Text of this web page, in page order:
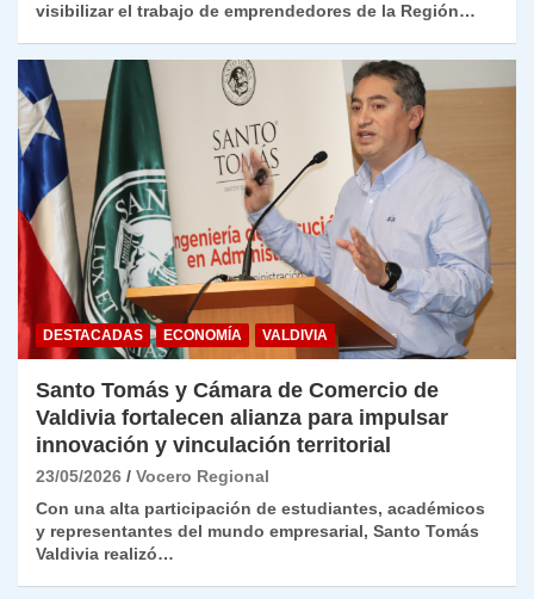
visibilizar el trabajo de emprendedores de la Región…
DESTACADAS ECONOMÍA VALDIVIA
Santo Tomás y Cámara de Comercio de
Valdivia fortalecen alianza para impulsar
innovación y vinculación territorial
23/05/2026
Vocero Regional
Con una alta participación de estudiantes, académicos
y representantes del mundo empresarial, Santo Tomás
Valdivia realizó…